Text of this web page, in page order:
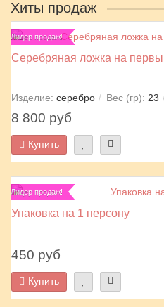
Хиты продаж
Лидер продаж!
Серебряная ложка на
Изделие: серебро Вес (гр): 23
8 800 руб
Купить
Лидер продаж!
Упаковка на 1 персону
450 руб
Купить